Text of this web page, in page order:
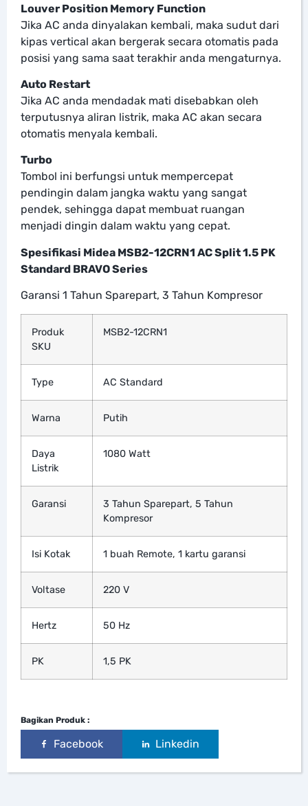
Louver Position Memory Function
Jika AC anda dinyalakan kembali, maka sudut dari
kipas vertical akan bergerak secara otomatis pada
posisi yang sama saat terakhir anda mengaturnya.
Auto Restart
Jika AC anda mendadak mati disebabkan oleh
terputusnya aliran listrik, maka AC akan secara
otomatis menyala kembali.
Turbo
Tombol ini berfungsi untuk mempercepat
pendingin dalam jangka waktu yang sangat
pendek, sehingga dapat membuat ruangan
menjadi dingin dalam waktu yang cepat.
Spesifikasi Midea MSB2-12CRN1 AC Split 1.5 PK
Standard BRAVO Series
Garansi 1 Tahun Sparepart, 3 Tahun Kompresor
Produk
SKU
MSB2-12CRN1
Type AC Standard
Warna Putih
Daya
Listrik
1080 Watt
Garansi
3 Tahun Sparepart, 5 Tahun
Kompresor
Isi Kotak 1 buah Remote, 1 kartu garansi
Voltase 220 V
Hertz 50 Hz
PK 1,5 PK
Bagikan Produk :
Facebook Linkedin